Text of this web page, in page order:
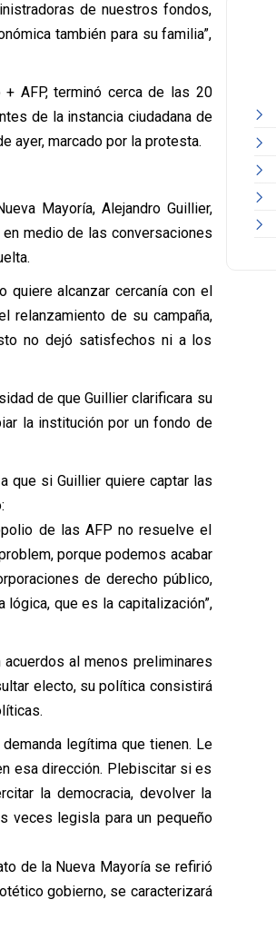
de nuestros fondos,
también para su familia”,
+ AFP, terminó cerca de las 20
de la instancia ciudadana de
ayer, marcado por la protesta.
Mayoría, Alejandro Guillier,
medio de las conversaciones
quiere alcanzar cercanía con el
relanzamiento de su campaña,
no dejó satisfechos ni a los
de que Guillier clarificara su
la institución por un fondo de
que si Guillier quiere captar las
de las AFP no resuelve el
porque podemos acabar
de derecho público,
que es la capitalización”,
al menos preliminares
electo, su política consistirá
legítima que tienen. Le
esa dirección. Plebiscitar si es
la democracia, devolver la
veces legisla para un pequeño
de la Nueva Mayoría se refirió
gobierno, se caracterizará